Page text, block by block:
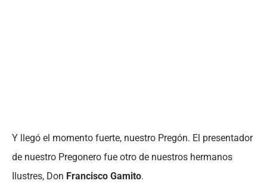
Y llegó el momento fuerte, nuestro Pregón. El presentador
de nuestro Pregonero fue otro de nuestros hermanos
Ilustres, Don Francisco Gamito.